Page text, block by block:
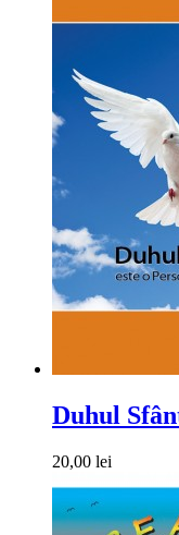
Duhul
20,00 lei